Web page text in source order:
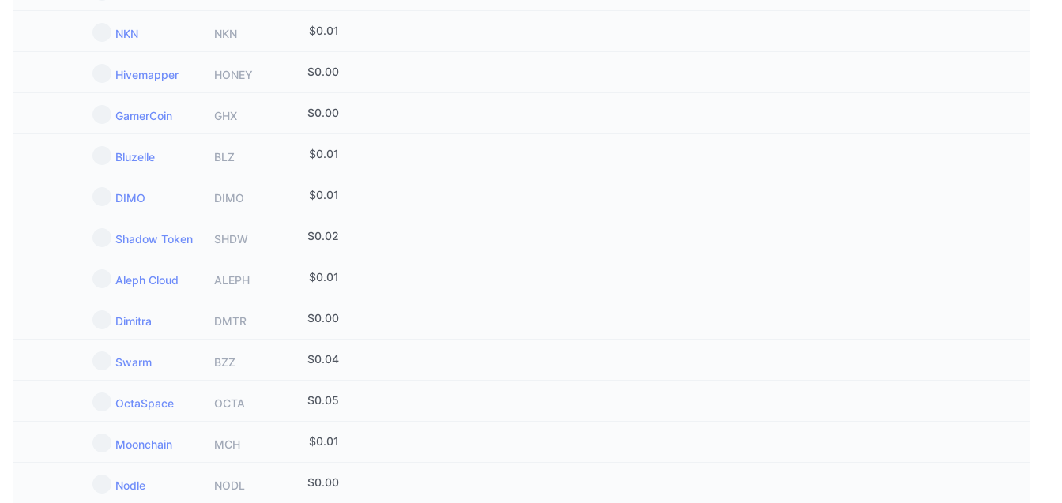
NKN NKN $0.01
Hivemapper HONEY $0.00
GamerCoin GHX $0.00
Bluzelle BLZ $0.01
DIMO DIMO $0.01
Shadow Token SHDW $0.02
Aleph Cloud ALEPH $0.01
Dimitra DMTR $0.00
Swarm BZZ $0.04
OctaSpace OCTA $0.05
Moonchain MCH $0.01
Nodle NODL $0.00